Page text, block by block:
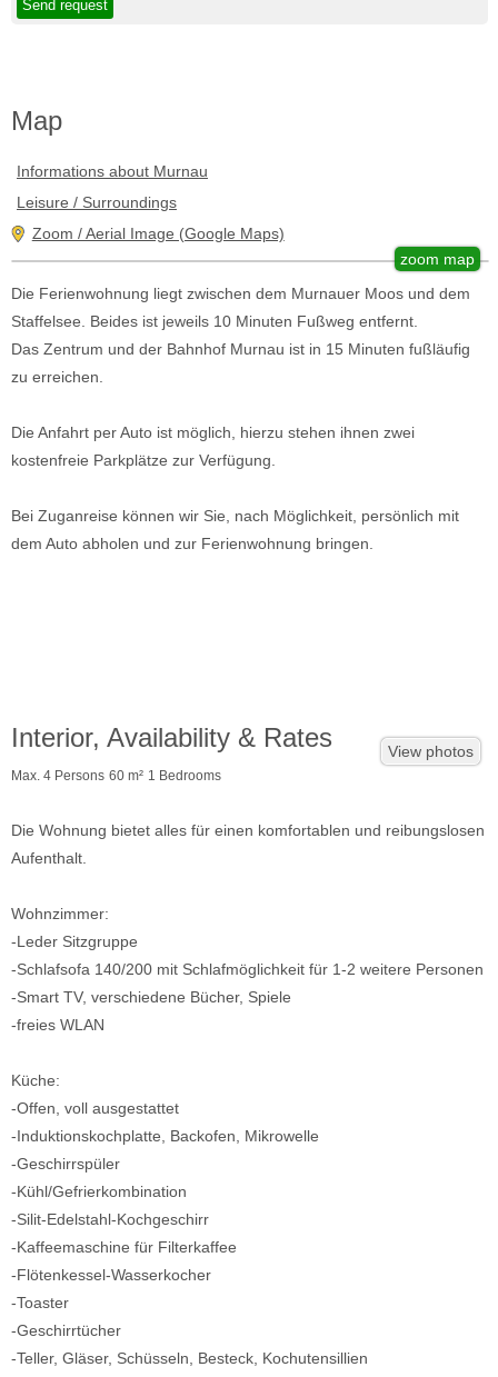
Map
Informations about Murnau
Leisure / Surroundings
Zoom / Aerial Image (Google Maps)
zoom map
Die Ferienwohnung liegt zwischen dem Murnauer Moos und dem
Staffelsee. Beides ist jeweils 10 Minuten Fußweg entfernt.
Das Zentrum und der Bahnhof Murnau ist in 15 Minuten fußläufig
zu erreichen.
Die Anfahrt per Auto ist möglich, hierzu stehen ihnen zwei
kostenfreie Parkplätze zur Verfügung.
Bei Zuganreise können wir Sie, nach Möglichkeit, persönlich mit
dem Auto abholen und zur Ferienwohnung bringen.
Interior, Availability & Rates
Max. 4 Persons 60 m² 1 Bedrooms
View photos
Die Wohnung bietet alles für einen komfortablen und reibungslosen
Aufenthalt.
Wohnzimmer:
-Leder Sitzgruppe
-Schlafsofa 140/200 mit Schlafmöglichkeit für 1-2 weitere Personen
-Smart TV, verschiedene Bücher, Spiele
-freies WLAN
Küche:​
-Offen, voll ausgestattet
-Induktionskochplatte, Backofen, Mikrowelle
-Geschirrspüler
-Kühl/Gefrierkombination
-Silit-Edelstahl-Kochgeschirr
-Kaffeemaschine für Filterkaffee
-Flötenkessel-Wasserkocher
-Toaster
-Geschirrtücher
-Teller, Gläser, Schüsseln, Besteck, Kochutensillien​